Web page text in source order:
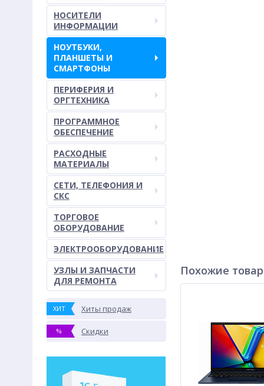
НОСИТЕЛИ
ИНФОРМАЦИИ
НОУТБУКИ,
ПЛАНШЕТЫ И
СМАРТФОНЫ
ПЕРИФЕРИЯ И
ОРГТЕХНИКА
ПРОГРАММНОЕ
ОБЕСПЕЧЕНИЕ
РАСХОДНЫЕ
МАТЕРИАЛЫ
СЕТИ, ТЕЛЕФОНИЯ И
СКС
ТОРГОВОЕ
ОБОРУДОВАНИЕ
ЭЛЕКТРООБОРУДОВАНИЕ
УЗЛЫ И ЗАПЧАСТИ
ДЛЯ РЕМОНТА
ХИТ Хиты продаж
% Скидки
Похожие